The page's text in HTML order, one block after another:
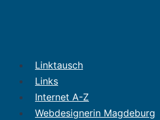
Linktausch
Links
Internet A-Z
Webdesignerin Magdeburg